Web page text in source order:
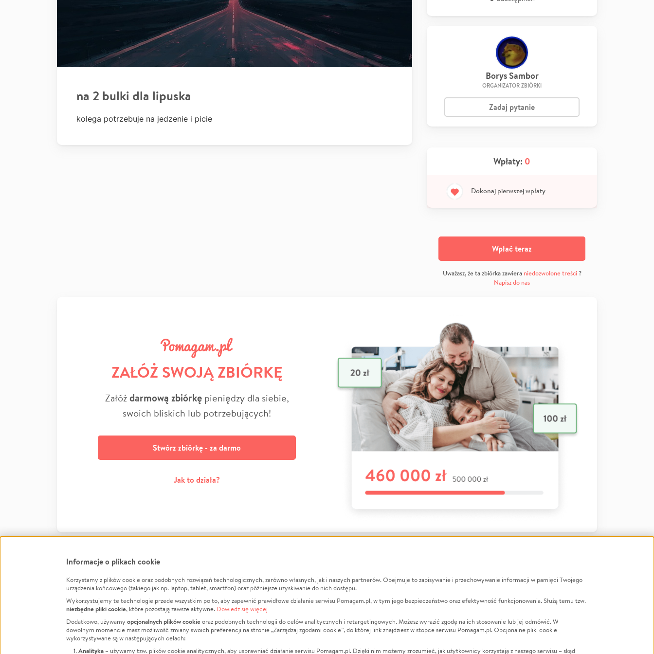
na 2 bulki dla lipuska
kolega potrzebuje na jedzenie i picie
Borys Sambor
ORGANIZATOR ZBIÓRKI
Zadaj pytanie
Wpłaty: 0
Dokonaj pierwszej wpłaty
Wpłać teraz
Uważasz, że ta zbiórka zawiera niedozwolone treści?
Napisz do nas
ZAŁÓŻ SWOJĄ ZBIÓRKĘ
Załóżdarmową zbiórkępieniędzy dla siebie,
swoich bliskich lub potrzebujących!
Stwórz zbiórkę - za darmo
Jak to działa?
FacebookTwitter Instagram
LinkedInTikTok Youtube
Informacje
Jak to działa?
Regulamin
Polityka Prywatności
O nas
Opinie
Raporty
Za darmo
Zbieraj na
Leczenie
Zwierzęta
Pożar
LGBTQ+
Powódź
Wichura
Informacje o plikach cookie
Korzystamy z plików cookie oraz podobnych rozwiązań technologicznych, zarówno własnych, jak i naszych partnerów. Obejmuje to zapisywanie i przechowywanie informacji w pamięci Twojego
urządzenia końcowego (takiego jak np. laptop, tablet, smartfon) oraz późniejsze uzyskiwanie do nich dostępu.
Wykorzystujemy te technologie przede wszystkim po to, aby zapewnić prawidłowe działanie serwisu Pomagam.pl, w tym jego bezpieczeństwo oraz efektywność funkcjonowania. Służą temu tzw.
niezbędne pliki cookie, które pozostają zawsze aktywne. Dowiedz się więcej
Dodatkowo, używamy opcjonalnych plików cookieoraz podobnych technologii do celów analitycznych i retargetingowych. Możesz wyrazić zgodę na ich stosowanie lub jej odmówić. W
dowolnym momencie masz możliwość zmiany swoich preferencji na stronie „Zarządzaj zgodami cookie”, do której link znajdziesz w stopce serwisu Pomagam.pl. Opcjonalne pliki cookie
wykorzystywane są w następujących celach:
Analityka – używamy tzw. plików cookie analitycznych, aby usprawniać działanie serwisu Pomagam.pl. Dzięki nim możemy zrozumieć, jak użytkownicy korzystają z naszego serwisu – skąd